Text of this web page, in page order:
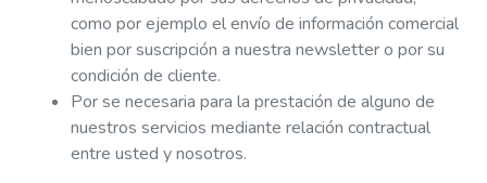
como por ejemplo el envío de información comercial
bien por suscripción a nuestra newsletter o por su
condición de cliente.
Por se necesaria para la prestación de alguno de
nuestros servicios mediante relación contractual
entre usted y nosotros.